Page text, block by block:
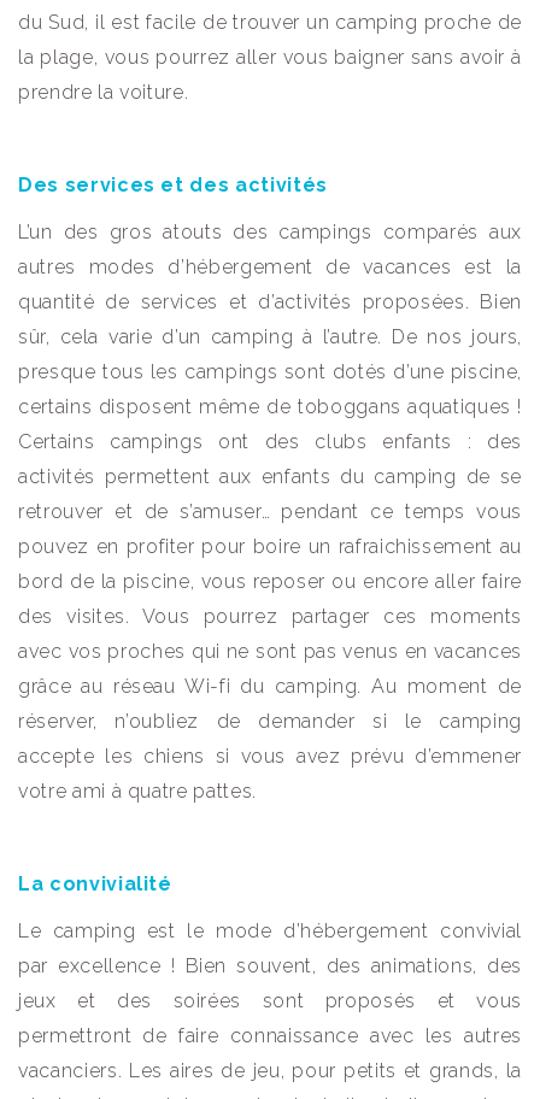
du Sud, il est facile de trouver un camping proche de
la plage, vous pourrez aller vous baigner sans avoir à
prendre la voiture.
Des services et des activités
L’un des gros atouts des campings comparés aux
autres modes d’hébergement de vacances est la
quantité de services et d’activités proposées. Bien
sûr, cela varie d’un camping à l’autre. De nos jours,
presque tous les campings sont dotés d’une piscine,
certains disposent même de toboggans aquatiques !
Certains campings ont des clubs enfants : des
activités permettent aux enfants du camping de se
retrouver et de s’amuser… pendant ce temps vous
pouvez en profiter pour boire un rafraichissement au
bord de la piscine, vous reposer ou encore aller faire
des visites. Vous pourrez partager ces moments
avec vos proches qui ne sont pas venus en vacances
grâce au réseau Wi-fi du camping. Au moment de
réserver, n’oubliez de demander si le camping
accepte les chiens si vous avez prévu d’emmener
votre ami à quatre pattes.
La convivialité
Le camping est le mode d’hébergement convivial
par excellence ! Bien souvent, des animations, des
jeux et des soirées sont proposés et vous
permettront de faire connaissance avec les autres
vacanciers. Les aires de jeu, pour petits et grands, la